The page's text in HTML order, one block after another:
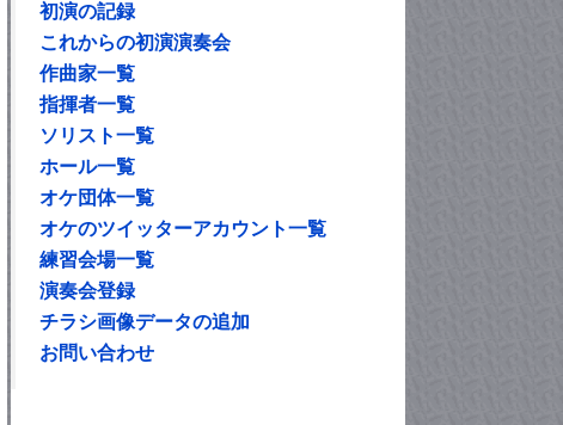
初演の記録
これからの初演演奏会
作曲家一覧
指揮者一覧
ソリスト一覧
ホール一覧
オケ団体一覧
オケのツイッターアカウント一覧
練習会場一覧
演奏会登録
チラシ画像データの追加
お問い合わせ